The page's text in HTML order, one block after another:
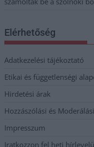
Elérhetőség
Adatkezelési tájékoztató
Etikai és függetlenségi
Hirdetési árak
Hozzászólási és
Impresszum
Iratkozzon fel heti